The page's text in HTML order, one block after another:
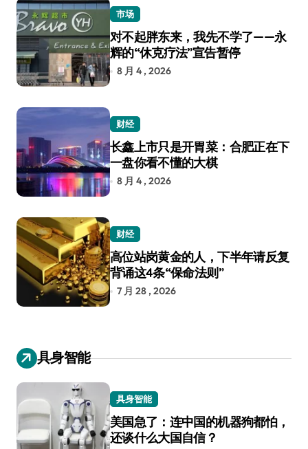
市场
对不起胖东来，我先不学了——永
辉的“休克疗法”宣告暂停
8 月 4 , 2026
财经
长鑫上市只是开胃菜：合肥正在下
一盘你看不懂的大棋
8 月 4 , 2026
财经
高位站岗黄金的人，下半年请反复
背诵这4条“保命法则”
7 月 28 , 2026
具身智能
具身智能
美国急了：连中国的机器狗都怕，
还谈什么大国自信？